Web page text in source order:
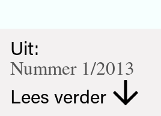
Uit:
Nummer 1/2013
Lees verder